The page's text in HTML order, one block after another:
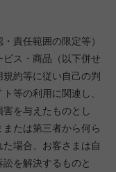
責任範囲の限定等）
ビス・商品（以下併せ
約等に従い自己の判
等の利用に関連し、
を与えたものとし
たは第三者から何ら
場合、お客さまは自
を解決するものと